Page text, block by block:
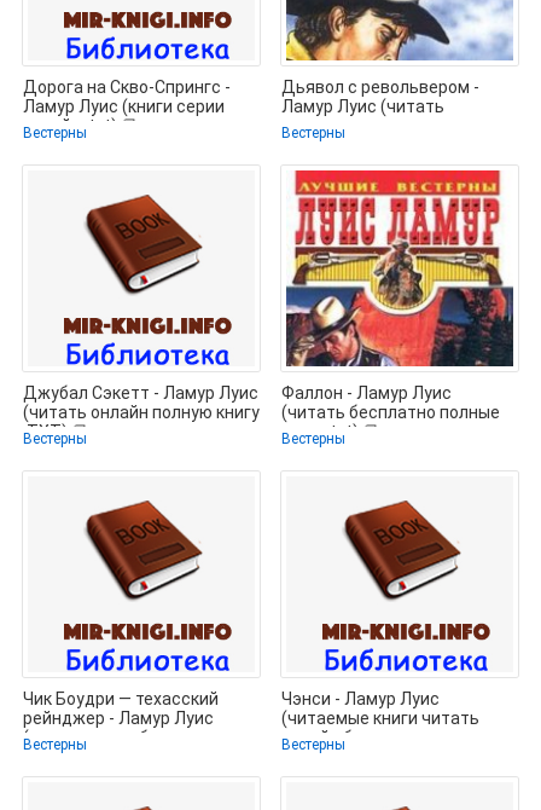
Дорога на Скво-Спрингс -
Ламур Луис (книги серии
онлайн .txt) 📗
Вестерны
Дьявол с револьвером -
Ламур Луис (читать
хорошую книгу полностью
.TXT) 📗
Вестерны
Джубал Сэкетт - Ламур Луис
(читать онлайн полную книгу
.TXT) 📗
Вестерны
Фаллон - Ламур Луис
(читать бесплатно полные
книги txt) 📗
Вестерны
Чик Боудри — техасский
рейнджер - Ламур Луис
(читать книги без
регистрации txt)
Вестерны
Чэнси - Ламур Луис
(читаемые книги читать
онлайн бесплатно полные
TXT) 📗
Вестерны